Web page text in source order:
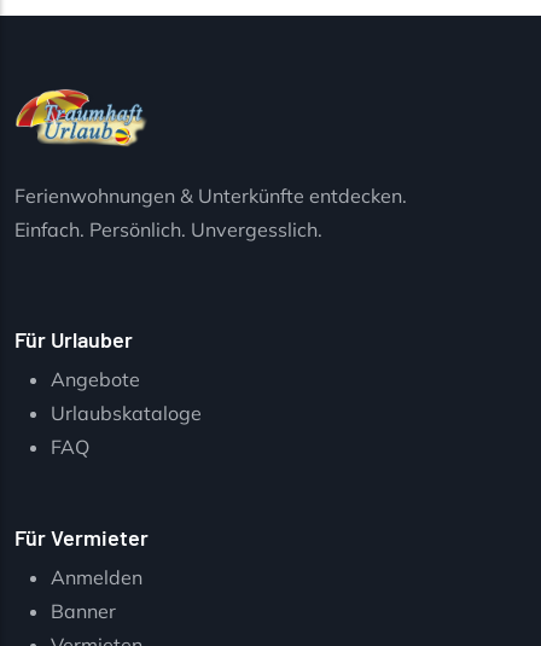
Ferienwohnungen & Unterkünfte entdecken.
Einfach. Persönlich. Unvergesslich.
Für Urlauber
Angebote
Urlaubskataloge
FAQ
Für Vermieter
Anmelden
Banner